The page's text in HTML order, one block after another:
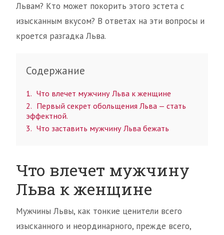
Львам? Кто может покорить этого эстета с
изысканным вкусом? В ответах на эти вопросы и
кроется разгадка Льва.
Содержание
1
Что влечет мужчину Льва к женщине
2
Первый секрет обольщения Льва — стать
эффектной.
3
Что заставить мужчину Льва бежать
Что влечет мужчину
Льва к женщине
Мужчины Львы, как тонкие ценители всего
изысканного и неординарного, прежде всего,